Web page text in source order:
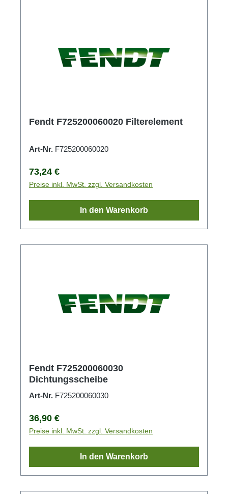
Fendt F725200060020 Filterelement
Art-Nr. F725200060020
Regulärer Preis:
73,24 €
Preise inkl. MwSt. zzgl. Versandkosten
In den Warenkorb
Fendt F725200060030
Dichtungsscheibe
Art-Nr. F725200060030
Regulärer Preis:
36,90 €
Preise inkl. MwSt. zzgl. Versandkosten
In den Warenkorb